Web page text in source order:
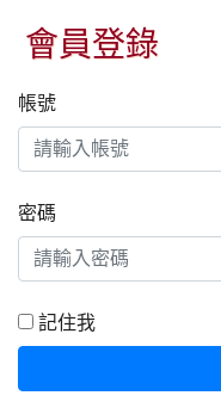
會員登錄
帳號
密碼
記住我